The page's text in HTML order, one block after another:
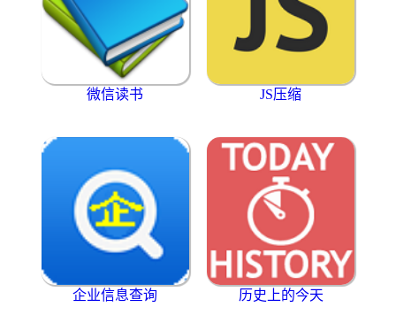
微信读书 JS压缩
企业信息查询 历史上的今天